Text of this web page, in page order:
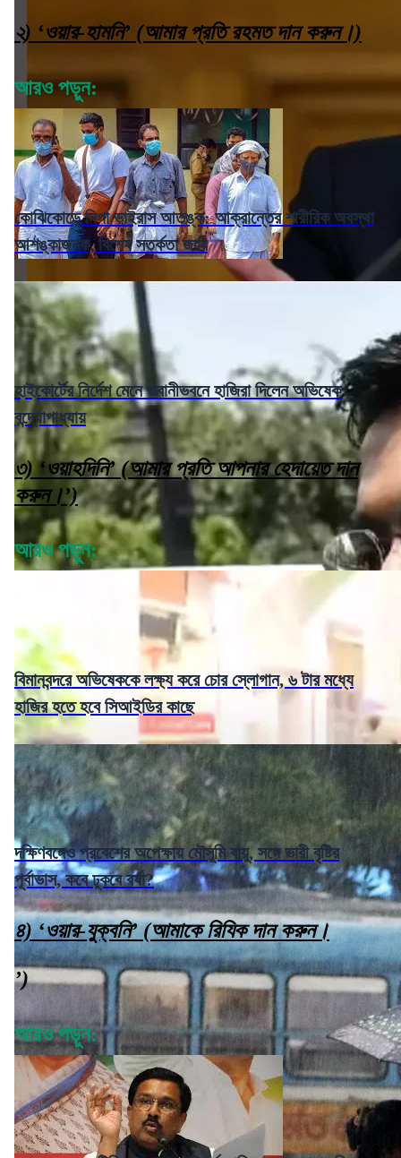
২) ‘ওয়ার-হামনি’ (আমার প্রতি রহমত দান করুন।)
আরও পড়ুন:
কোঝিকোড়ে নিপা ভাইরাস আতঙ্ক: আক্রান্তের শারীরিক অবস্থা
আশঙ্কাজনক, বিশেষ সতর্কতা জারি
হাইকোর্টের নির্দেশ মেনে ভবানীভবনে হাজিরা দিলেন অভিষেক
বন্দ্যোপাধ্যায়
৩) ‘ওয়াহদিনি’ (আমার প্রতি আপনার হেদায়েত দান
করুন।’)
আরও পড়ুন:
বিমানবন্দরে অভিষেককে লক্ষ্য করে চোর স্লোগান, ৬ টার মধ্যে
হাজির হতে হবে সিআইডির কাছে
দক্ষিণবঙ্গেও প্রবেশের অপেক্ষায় মৌসুমি বায়ু, সঙ্গে ভারী বৃষ্টির
পূর্বাভাস, কবে ঢুকবে বর্ষা?
৪) ‘ওয়ার-যুক্বনি’ (আমাকে রিযিক দান করুন।
’)
আরও পড়ুন: